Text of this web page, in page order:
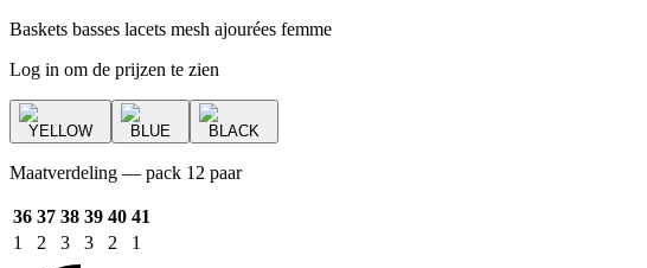
Baskets basses lacets mesh ajourées femme
Log in om de prijzen te zien
YELLOW BLUE BLACK
Maatverdeling — pack 12 paar
36 37 38 39 40 41
1
2 3 3 2 1